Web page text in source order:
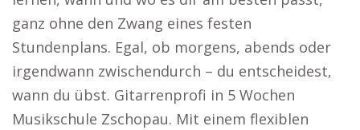
ganz ohne den Zwang eines festen
Stundenplans. Egal, ob morgens, abends oder
irgendwann zwischendurch – du entscheidest,
wann du übst. Gitarrenprofi in 5 Wochen
Musikschule Zschopau. Mit einem flexiblen